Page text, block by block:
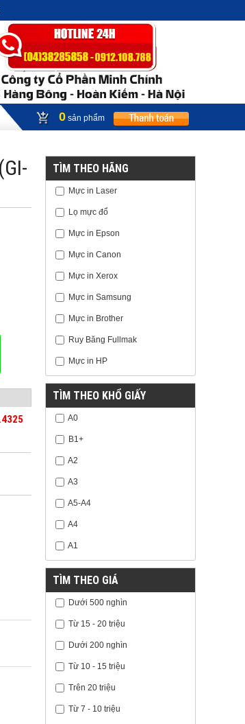
0 sản phẩm
TÌM THEO HÃNG
Mực in Laser
Lọ mực đổ
Mực in Epson
Mực in Canon
Mực in Xerox
Mực in Samsung
Mực in Brother
Ruy Băng Fullmak
Mực in HP
TÌM THEO KHỔ GIẤY
A0
B1+
A2
A3
A5-A4
A4
A1
TÌM THEO GIÁ
Dưới 500 nghìn
Từ 15 - 20 triệu
Dưới 200 nghìn
Từ 10 - 15 triệu
Trên 20 triệu
Từ 7 - 10 triệu